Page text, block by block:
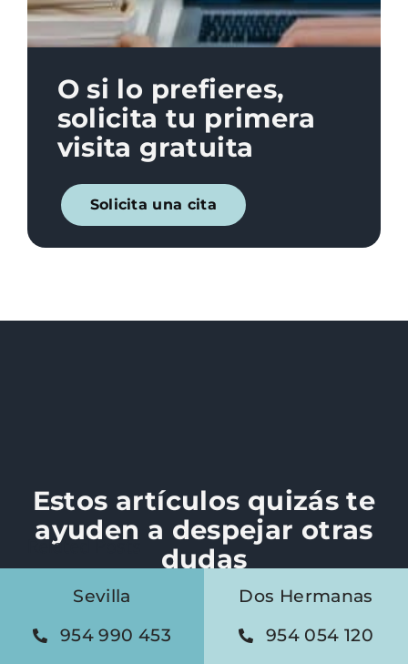
O si lo prefieres,
solicita tu primera
visita gratuita
Solicita una cita
Estos artículos quizás te
ayuden a despejar otras
dudas
Related Posts
Sevilla
954 990 453
Dos Hermanas
954 054 120